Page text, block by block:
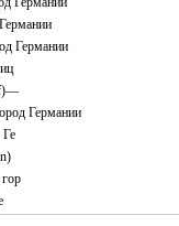
Германии
Германии